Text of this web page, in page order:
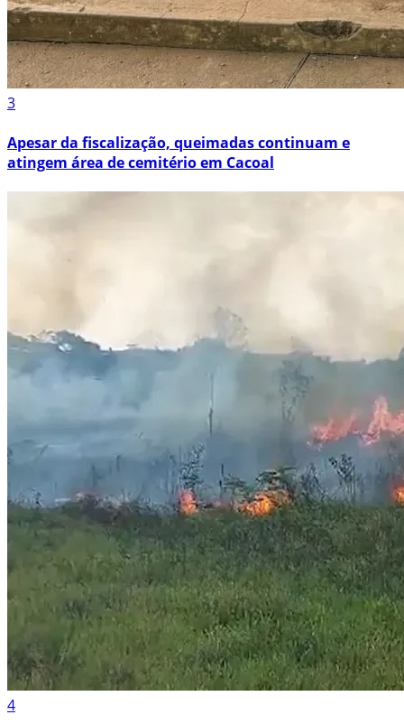
3
Apesar da fiscalização, queimadas continuam e
atingem área de cemitério em Cacoal
4